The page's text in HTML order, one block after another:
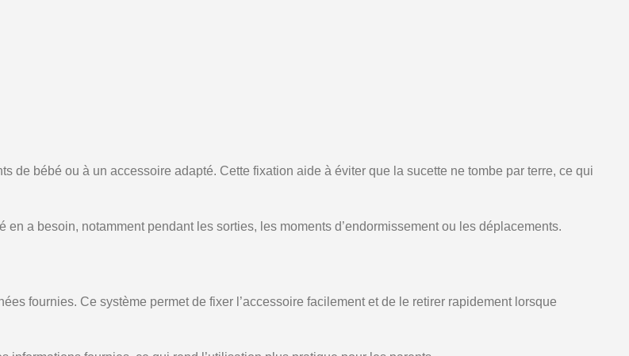
de bébé ou à un accessoire adapté. Cette fixation aide à éviter que la sucette ne tombe par terre, ce qui
a besoin, notamment pendant les sorties, les moments d’endormissement ou les déplacements.
fournies. Ce système permet de fixer l’accessoire facilement et de le retirer rapidement lorsque